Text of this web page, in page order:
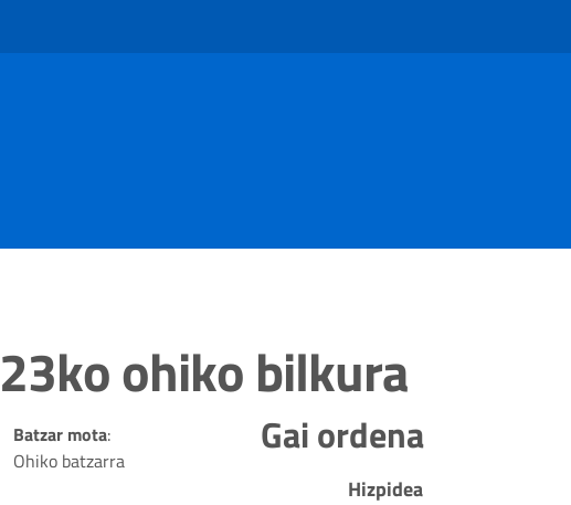
ohiko bilkura
Batzar mota:
Ohiko batzarra
Gai ordena
Hizpidea